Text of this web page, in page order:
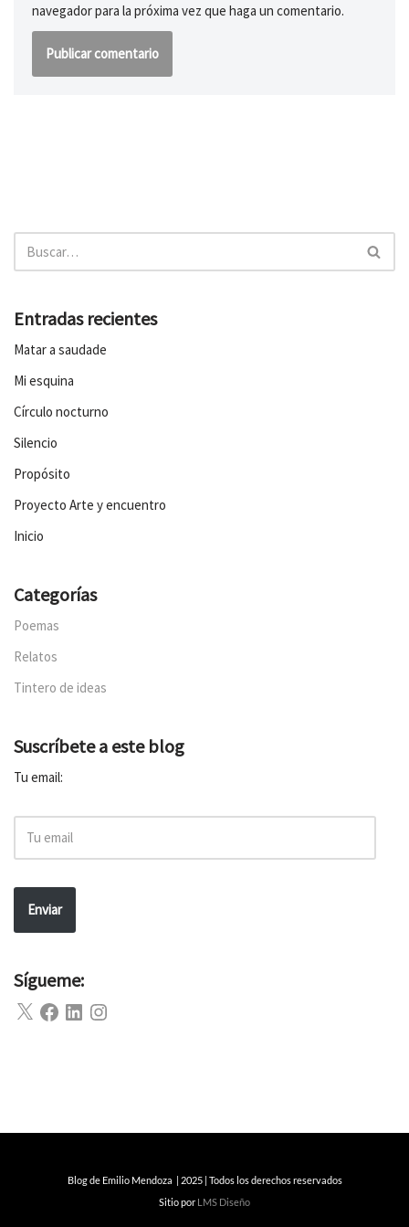
navegador para la próxima vez que haga un comentario.
Entradas recientes
Matar a saudade
Mi esquina
Círculo nocturno
Silencio
Propósito
Proyecto Arte y encuentro
Inicio
Categorías
Poemas
Relatos
Tintero de ideas
Suscríbete a este blog
Tu email:
Enviar
Sígueme:
Blog de Emilio Mendoza | 2025 | Todos los derechos reservados
Sitio por LMS Diseño